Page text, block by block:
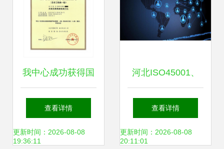
我中心成功获得国
家信息安全测评信
息安全服务资质
查看详情
更新时间：2026-08-08
19:36:11
河北ISO45001、
信息系统建设与服
务能力评估(CS咨
查看详情
更新时间：2026-08-08
20:11:01